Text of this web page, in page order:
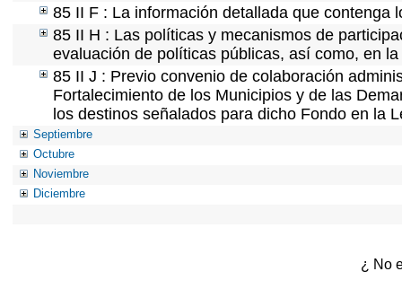
85 II F : La información detallada que contenga
85 II H : Las políticas y mecanismos de
evaluación de políticas públicas, así como, en
85 II J : Previo convenio de colaboración
Fortalecimiento de los Municipios y de las
los destinos señalados para dicho Fondo en la
Septiembre
Octubre
Noviembre
Diciembre
¿ No